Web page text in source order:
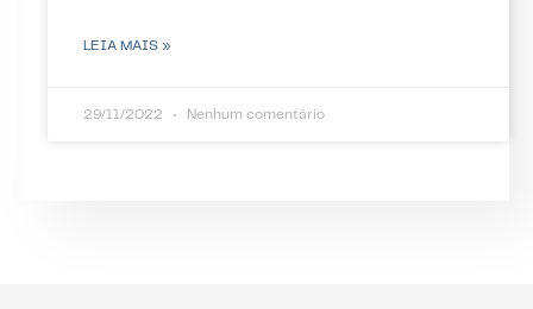
LEIA MAIS »
29/11/2022 Nenhum comentário